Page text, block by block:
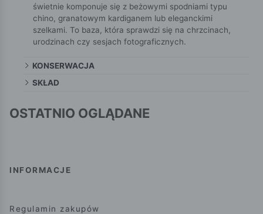
świetnie komponuje się z beżowymi spodniami typu
chino, granatowym kardiganem lub eleganckimi
szelkami. To baza, która sprawdzi się na chrzcinach,
urodzinach czy sesjach fotograficznych.
KONSERWACJA
SKŁAD
OSTATNIO OGLĄDANE
INFORMACJE
Regulamin zakupów